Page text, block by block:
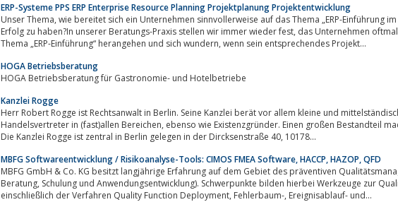
ERP-Systeme PPS ERP Enterprise Resource Planning Projektplanung Projektentwicklung
Unser Thema, wie bereitet sich ein Unternehmen sinnvollerweise auf das Thema „ERP-Einführung im Unternehmen“ vor, um
Erfolg zu haben?In unserer Beratungs-Praxis stellen wir immer wieder fest, das Unternehmen oftmals sehr unbedarft an das
Thema „ERP-Einführung“ herangehen und sich wundern, wenn sein entsprechendes Projekt...
HOGA Betriebsberatung
HOGA Betriebsberatung für Gastronomie- und Hotelbetriebe
Kanzlei Rogge
Herr Robert Rogge ist Rechtsanwalt in Berlin. Seine Kanzlei berät vor allem kleine und
Handelsvertreter in (fast)allen Bereichen, ebenso wie Existenzgründer. Einen großen Bestandteil macht das Internetrecht aus.
Die Kanzlei Rogge ist zentral in Berlin gelegen in der Dircksenstraße 40, 10178...
MBFG Softwareentwicklung / Risikoanalyse-Tools: CIMOS FMEA Software, HACCP, HAZOP, QFD
MBFG GmbH & Co. KG besitzt langjährige Erfahrung auf dem Gebiet des präventiven
Beratung, Schulung und Anwendungsentwicklung). Schwerpunkte bilden hierbei Werkzeuge zur Qualitätsvorausplanung,
einschließlich der Verfahren Quality Function Deployment, Fehlerbaum-, Ereignisablauf- und...